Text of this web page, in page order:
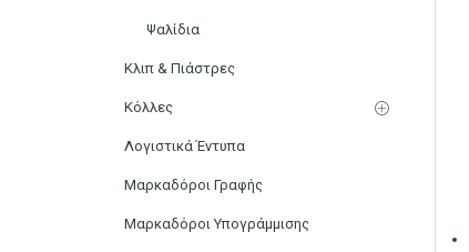
Ψαλίδια
Κλιπ & Πιάστρες
Κόλλες
Λογιστικά Έντυπα
Μαρκαδόροι Γραφής
Μαρκαδόροι Υπογράμμισης